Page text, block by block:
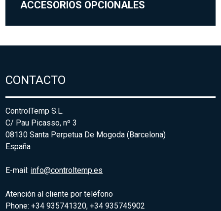
ACCESORIOS OPCIONALES
CONTACTO
ControlTemp S.L.
C/ Pau Picasso, nº 3
08130 Santa Perpetua De Mogoda (Barcelona)
España
E-mail: info@controltemp.es
Atención al cliente por teléfono
Phone: +34 935741320, +34 935745902